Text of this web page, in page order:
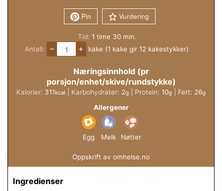
Pin Vurdering
Tid: 1time
time 30minutter
min.
Antall:
– + kake (1 kake gir 12 kakestykker)
Næringsinnhold (pr
porsjon/enhet/skive/rundstykke)
Kalorier: 311kcal Karbohydrater: 2g Protein: 10g Fett: 26g
Allergener
Egg Melk Nøtter
Oppskrift av omhelse.no
Ingredienser